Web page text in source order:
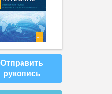
Отправить
рукопись